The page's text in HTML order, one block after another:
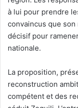
à lui pour prendre
convaincus que
décisif pour
nationale.
La proposition,
reconstruction
compétent et des